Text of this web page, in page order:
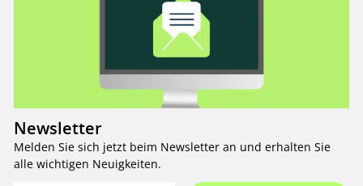
Newsletter
Melden Sie sich jetzt beim Newsletter an und erhalten Sie
alle wichtigen Neuigkeiten.